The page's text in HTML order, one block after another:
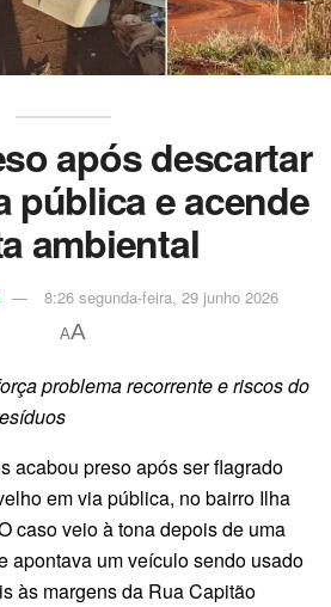
após descartar
pública e acende
ambiental
8:26 segunda-feira, 29 junho 2026
AA
problema recorrente e riscos do
acabou preso após ser flagrado
em via pública, no bairro Ilha
caso veio à tona depois de uma
apontava um veículo sendo usado
às margens da Rua Capitão